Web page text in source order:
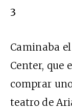
3
Caminaba
Center, que
comprar
teatro de